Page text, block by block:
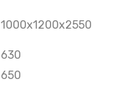
1000х1200х2550
630
650